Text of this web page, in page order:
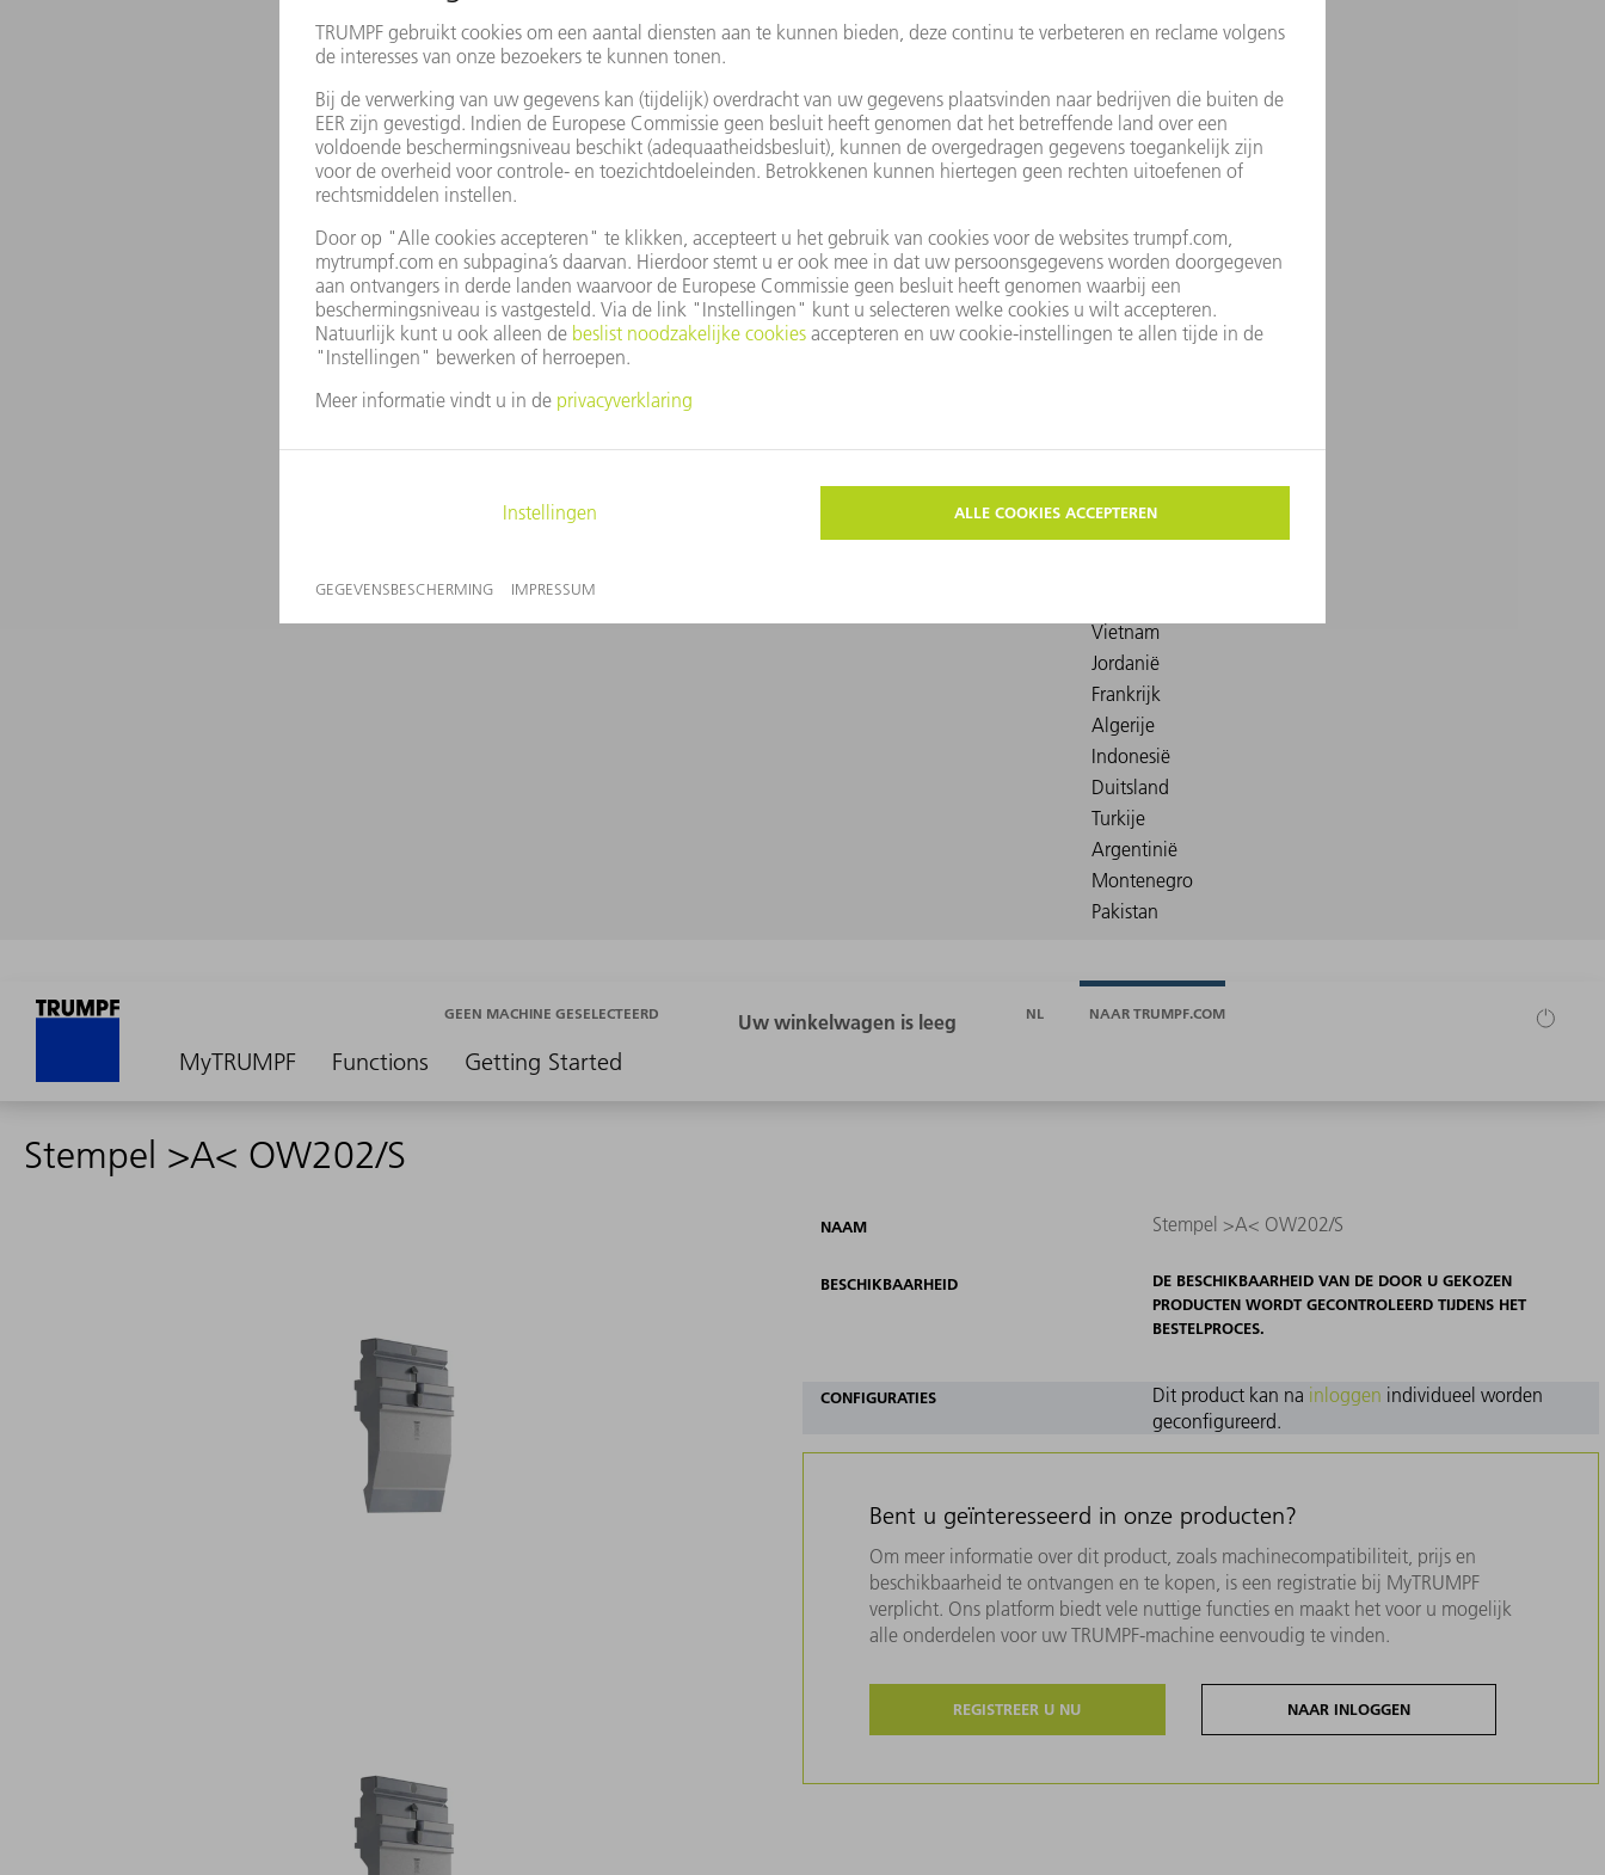
MyTRUMPF Functions Getting Started
GEEN MACHINE GESELECTEERD NL NAAR TRUMPF.COM
Stempel >A< OW202/S
NAAM Stempel >A< OW202/S
BESCHIKBAARHEID
DE BESCHIKBAARHEID VAN DE DOOR U GEKOZEN
PRODUCTEN WORDT GECONTROLEERD TIJDENS HET
BESTELPROCES.
CONFIGURATIES Dit product kan na inloggen individueel worden
geconfigureerd.
Bent u geïnteresseerd in onze producten?
Om meer informatie over dit product, zoals machinecompatibiliteit, prijs en
beschikbaarheid te ontvangen en te kopen, is een registratie bij MyTRUMPF
verplicht. Ons platform biedt vele nuttige functies en maakt het voor u mogelijk
alle onderdelen voor uw TRUMPF-machine eenvoudig te vinden.
REGISTREER U NU NAAR INLOGGEN